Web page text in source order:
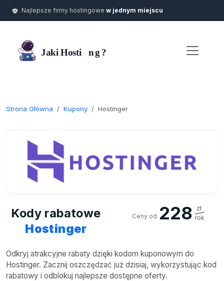
Najlepsze firmy hostingowe w jednym miejscu
Strona Główna Kupony Hostinger
Kody rabatowe
Hostinger
Ceny od 228
zł
rok
Odkryj atrakcyjne rabaty dzięki kodom kuponowym do
Hostinger. Zacznij oszczędzać już dzisiaj, wykorzystując kod
rabatowy i odblokuj najlepsze dostępne oferty.